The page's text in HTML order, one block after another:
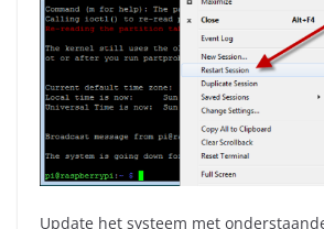
Update het systeem met